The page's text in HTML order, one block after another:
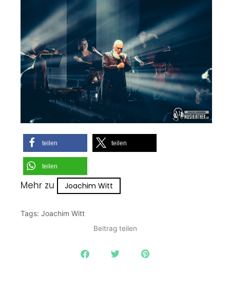
teilen teilen
teilen
Mehr zu Joachim Witt
Tags: Joachim Witt
Beitrag teilen